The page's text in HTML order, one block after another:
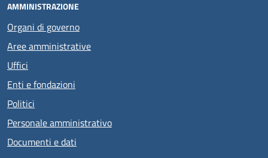
AMMINISTRAZIONE
Organi di governo
Aree amministrative
Uffici
Enti e fondazioni
Politici
Personale amministrativo
Documenti e dati